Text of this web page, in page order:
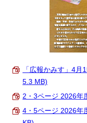
「広報かみす」4
5.3 MB)
2・3ページ 2026年
4・5ページ 2026年